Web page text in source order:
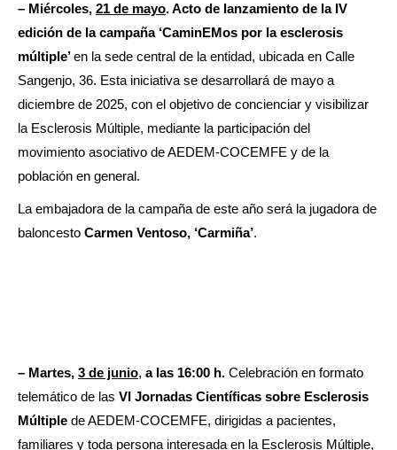
– Miércoles, 21 de mayo. Acto de lanzamiento de la IV
edición de la campaña ‘CaminEMos por la esclerosis
múltiple’en la sede central de la entidad, ubicada en Calle
Sangenjo, 36. Esta iniciativa se desarrollará de mayo a
diciembre de 2025, con el objetivo de concienciar y visibilizar
la Esclerosis Múltiple, mediante la participación del
movimiento asociativo de AEDEM-COCEMFE y de la
población en general.
La embajadora de la campaña de este año será la jugadora de
baloncesto Carmen Ventoso, ‘Carmiña’.
– Martes, 3 de junio, a las 16:00 h. Celebración en formato
telemático de las VI Jornadas Científicas sobre Esclerosis
Múltiple de AEDEM-COCEMFE, dirigidas a pacientes,
familiares y toda persona interesada en la Esclerosis Múltiple,